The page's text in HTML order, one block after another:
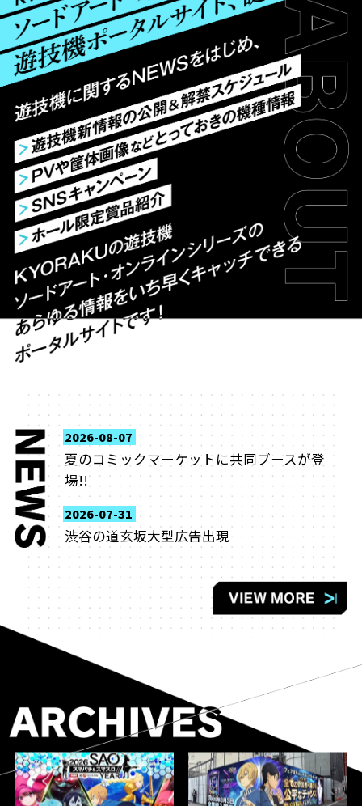
2026-08-07
夏のコミックマーケットに共同ブースが登
場!!
2026-07-31
渋谷の道玄坂大型広告出現